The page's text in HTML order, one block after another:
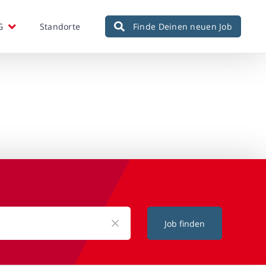
Standorte Finde Deinen neuen Job
Job finden